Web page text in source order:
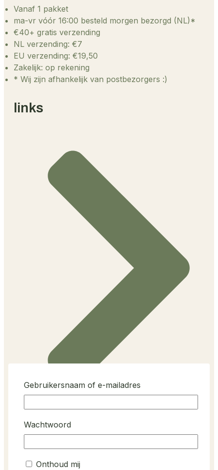
Vanaf 1 pakket
ma-vr vóór 16:00 besteld morgen bezorgd (NL)*
€40+ gratis verzending
NL verzending: €7
EU verzending: €19,50
Zakelijk: op rekening
* Wij zijn afhankelijk van postbezorgers :)
links
Gebruikersnaam of e-mailadres
Wachtwoord
Onthoud mij